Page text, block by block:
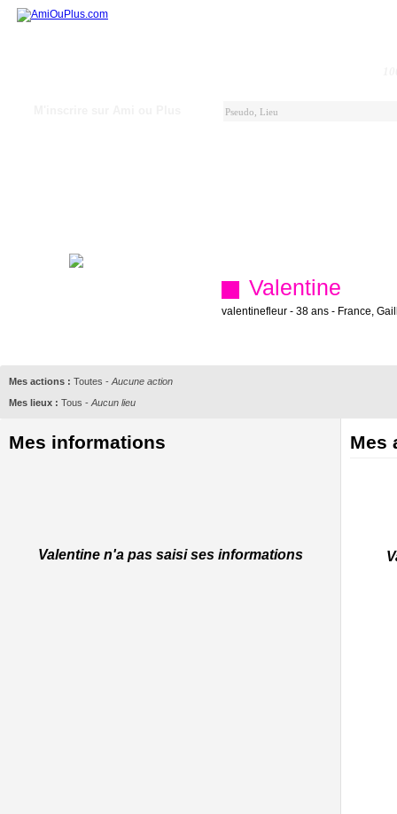
Valentine
valentinefleur - 38 ans - France,
Mes actions : Toutes - Aucune action
Mes lieux : Tous - Aucun lieu
Mes informations
Valentine n'a pas saisi ses informations
Mes